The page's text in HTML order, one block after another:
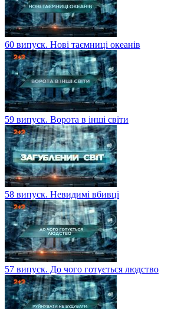
60 випуск. Нові таємниці океанів
59 випуск. Ворота в інші світи
58 випуск. Невидимі вбивці
57 випуск. До чого готується людство